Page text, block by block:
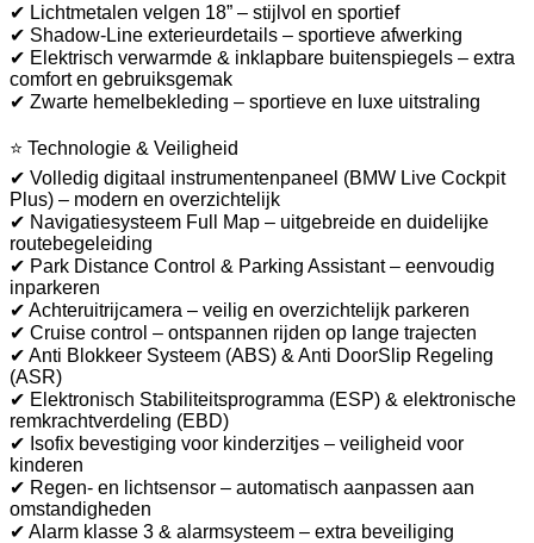
✔ Lichtmetalen velgen 18” – stijlvol en sportief
✔ Shadow-Line exterieurdetails – sportieve afwerking
✔ Elektrisch verwarmde & inklapbare buitenspiegels – extra
comfort en gebruiksgemak
✔ Zwarte hemelbekleding – sportieve en luxe uitstraling
⭐ Technologie & Veiligheid
✔ Volledig digitaal instrumentenpaneel (BMW Live Cockpit
Plus) – modern en overzichtelijk
✔ Navigatiesysteem Full Map – uitgebreide en duidelijke
routebegeleiding
✔ Park Distance Control & Parking Assistant – eenvoudig
inparkeren
✔ Achteruitrijcamera – veilig en overzichtelijk parkeren
✔ Cruise control – ontspannen rijden op lange trajecten
✔ Anti Blokkeer Systeem (ABS) & Anti DoorSlip Regeling
(ASR)
✔ Elektronisch Stabiliteitsprogramma (ESP) & elektronische
remkrachtverdeling (EBD)
✔ Isofix bevestiging voor kinderzitjes – veiligheid voor
kinderen
✔ Regen- en lichtsensor – automatisch aanpassen aan
omstandigheden
✔ Alarm klasse 3 & alarmsysteem – extra beveiliging